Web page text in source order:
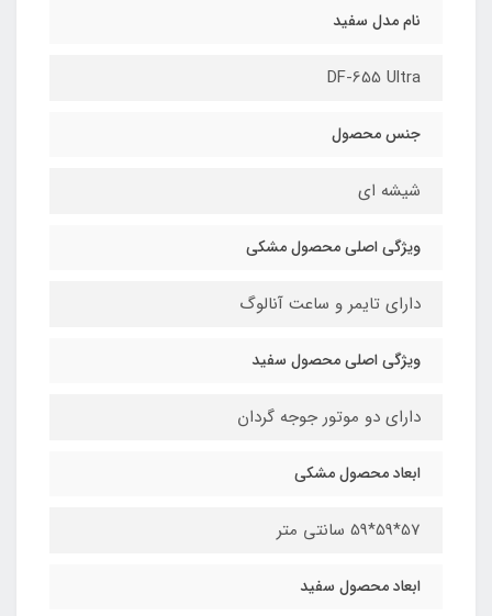
نام مدل سفید
DF-655 Ultra
جنس محصول
شیشه ای
ویژگی اصلی محصول مشکی
دارای تایمر و ساعت آنالوگ
ویژگی اصلی محصول سفید
دارای دو موتور جوجه گردان
ابعاد محصول مشکی
57*59*59 سانتی متر
ابعاد محصول سفید